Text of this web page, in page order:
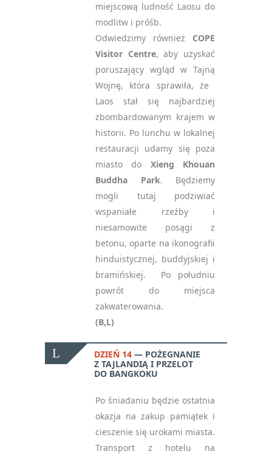
miejscową ludność Laosu do
modlitw i próśb.
Odwiedzimy również COPE
Visitor Centre, aby uzyskać
poruszający wgląd w Tajną
Wojnę, która sprawiła, że ​​
Laos stał się najbardziej
zbombardowanym krajem w
historii. Po lunchu w lokalnej
restauracji udamy się poza
miasto do Xieng Khouan
Buddha Park. Będziemy
mogli tutaj podziwiać
wspaniałe rzeźby i
niesamowite posągi z
betonu, oparte na ikonografii
hinduistycznej, buddyjskiej i
bramińskiej. Po południu
powrót do miejsca
zakwaterowania.
(B,L)
DZIEŃ 14
POŻEGNANIE
Z TAJLANDIĄ I PRZELOT
DO BANGKOKU
Po śniadaniu będzie ostatnia
okazja na zakup pamiątek i
cieszenie się urokami miasta.
Transport z hotelu na